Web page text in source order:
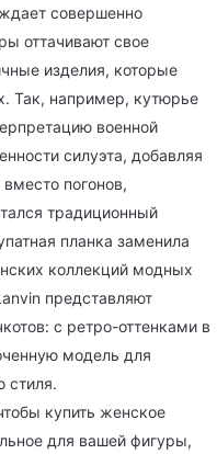
совершенно
оттачивают свое
изделия, которые
Так, например, кутюрье
военной
силуэта, добавляя
погонов,
традиционный
планка заменила
коллекций модных
представляют
с ретро-оттенками в
модель для
стиля.
купить женское
для вашей фигуры,